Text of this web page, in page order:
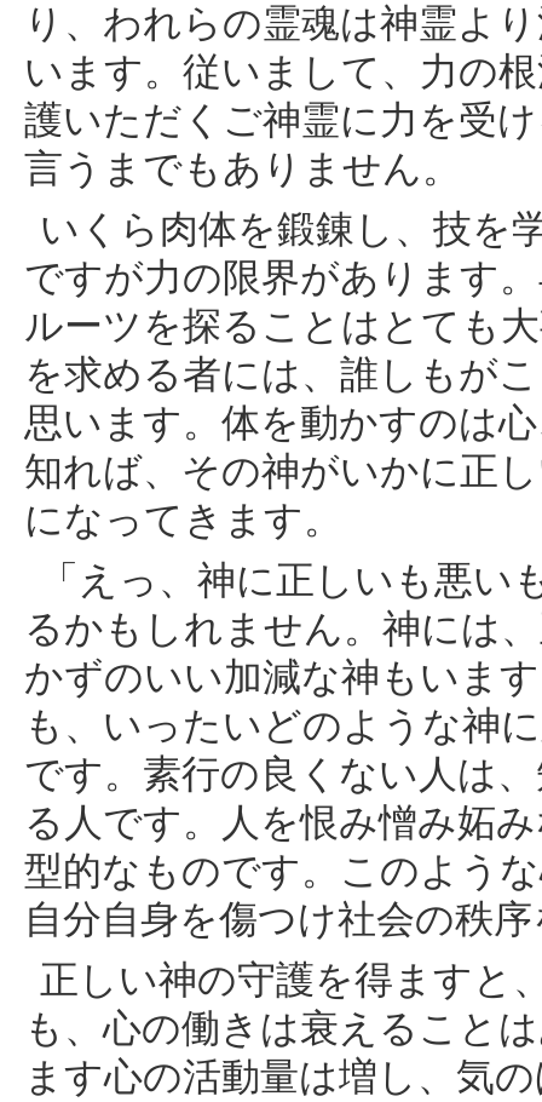
り、われらの霊魂は神霊よ
います。従いまして、力の
護いただくご神霊に力を受
言うまでもありません。
いくら肉体を鍛錬し、技を
ですが力の限界があります
ルーツを探ることはとても
を求める者には、誰しもが
思います。体を動かすのは
知れば、その神がいかに正
になってきます。
「えっ、神に正しいも悪
るかもしれません。神には
かずのいい加減な神もいま
も、いったいどのような神
です。素行の良くない人は
る人です。人を恨み憎み妬
型的なものです。このよう
自分自身を傷つけ社会の秩
正しい神の守護を得ますと
も、心の働きは衰えること
ます心の活動量は増し、気